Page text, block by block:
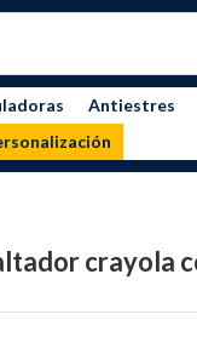
Antiestres
crayola